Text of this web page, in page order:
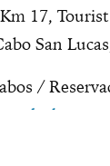
17,
San
/